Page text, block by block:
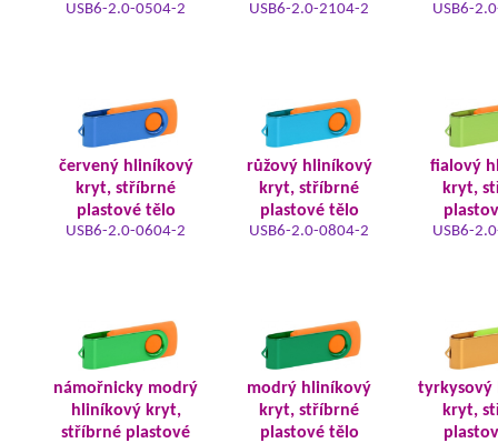
USB6-2.0-0504-2 USB6-2.0-2104-2 USB6-
červený hliníkový
kryt, stříbrné
plastové tělo
USB6-2.0-0604-2
růžový hliníkový
kryt, stříbrné
plastové tělo
USB6-2.0-0804-2
fialový
kryt,
USB6-
námořnicky modrý
hliníkový kryt,
stříbrné plastové
modrý hliníkový
kryt, stříbrné
plastové tělo
tyrkysový
kryt,